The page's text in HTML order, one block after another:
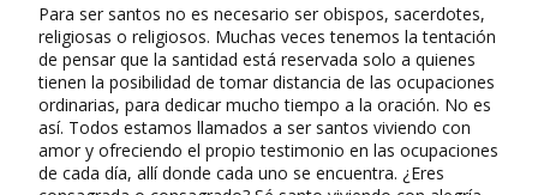
Para ser santos no es necesario ser obispos, sacerdotes,
religiosas o religiosos. Muchas veces tenemos la tentación
de pensar que la santidad está reservada solo a quienes
tienen la posibilidad de tomar distancia de las ocupaciones
ordinarias, para dedicar mucho tiempo a la oración. No es
así. Todos estamos llamados a ser santos viviendo con
amor y ofreciendo el propio testimonio en las ocupaciones
de cada día, allí donde cada uno se encuentra. ¿Eres